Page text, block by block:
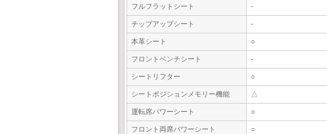
フルフラットシート -
チップアップシート -
本革シート ○
フロントベンチシート -
シートリフター ○
シートポジションメモリー機能 △
運転席パワーシート ○
フロント両席パワーシート ○